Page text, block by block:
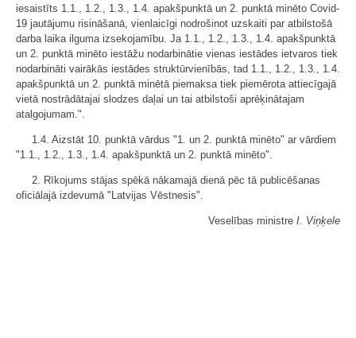
iesaistīts 1.1., 1.2., 1.3., 1.4. apakšpunktā un 2. punktā minēto Covid-
19 jautājumu risināšanā, vienlaicīgi nodrošinot uzskaiti par atbilstošā
darba laika ilguma izsekojamību. Ja 1.1., 1.2., 1.3., 1.4. apakšpunktā
un 2. punktā minēto iestāžu nodarbinātie vienas iestādes ietvaros tiek
nodarbināti vairākās iestādes struktūrvienībās, tad 1.1., 1.2., 1.3., 1.4.
apakšpunktā un 2. punktā minētā piemaksa tiek piemērota attiecīgajā
vietā nostrādātajai slodzes daļai un tai atbilstoši aprēķinātajam
atalgojumam.".
1.4. Aizstāt 10. punktā vārdus "1. un 2. punktā minēto" ar vārdiem
"1.1., 1.2., 1.3., 1.4. apakšpunktā un 2. punktā minēto".
2. Rīkojums stājas spēkā nākamajā dienā pēc tā publicēšanas
oficiālajā izdevumā "Latvijas Vēstnesis".
Veselības ministre I. Viņķele